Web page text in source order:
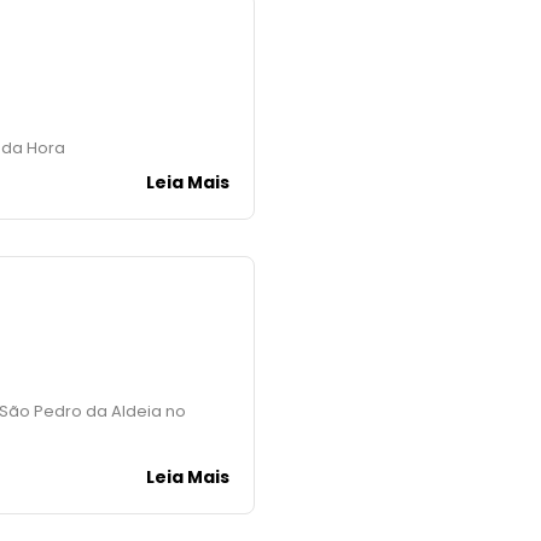
Hora
Leia Mais
Pedro da Aldeia no
Leia Mais